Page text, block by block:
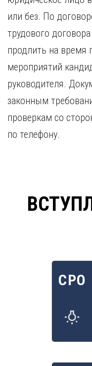
или без. По
трудового
продлить на время
мероприятий
руководителя.
законным
проверкам со
по телефону.
СРО